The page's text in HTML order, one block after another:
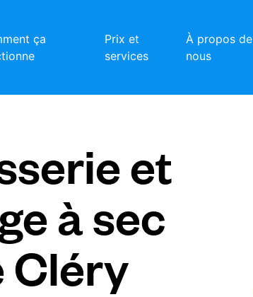
ça
Prix et
services
À propos de
nous
et
à sec
Cléry